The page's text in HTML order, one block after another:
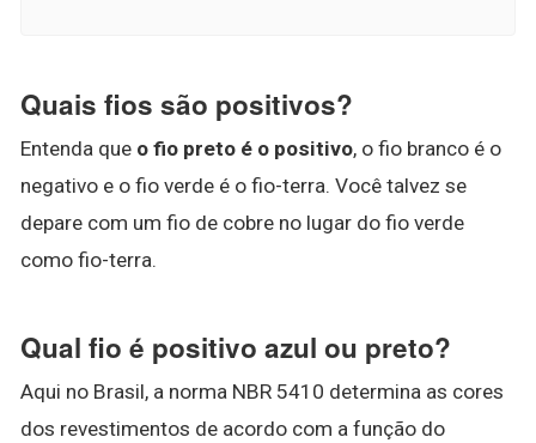
Quais fios são positivos?
Entenda que o fio preto é o positivo, o fio branco é o
negativo e o fio verde é o fio-terra. Você talvez se
depare com um fio de cobre no lugar do fio verde
como fio-terra.
Qual fio é positivo azul ou preto?
Aqui no Brasil, a norma NBR 5410 determina as cores
dos revestimentos de acordo com a função do